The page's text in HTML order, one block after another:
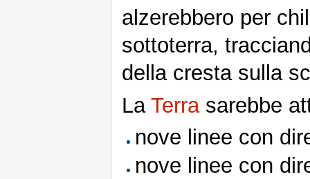
alzerebbero per
sottoterra,
della cresta sulla
La Terrasarebbe
nove linee con
nove linee con